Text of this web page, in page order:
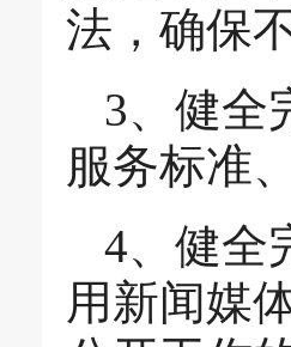
法，确保
3、健全
服务标准
4、健全
用新闻媒